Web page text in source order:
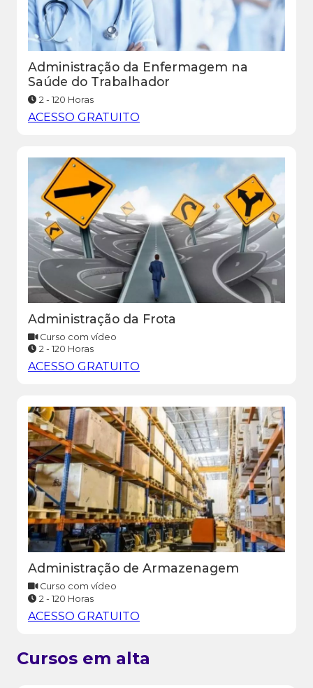
Administração da Enfermagem na
Saúde do Trabalhador
2 - 120 Horas
ACESSO GRATUITO
Administração da Frota
Curso com vídeo
2 - 120 Horas
ACESSO GRATUITO
Administração de Armazenagem
Curso com vídeo
2 - 120 Horas
ACESSO GRATUITO
Cursos em alta